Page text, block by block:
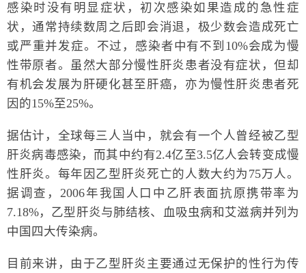
感染时没有明显症状，初次感染如果造成的急性症
状，通常持续数周之后即会消退，极少数会造成死亡
或严重并发症。不过，感染者中有不到10%会成为慢
性带原者。虽然大部分慢性肝炎患者没有症状，但却
有机会发展为肝硬化甚至肝癌，亦为慢性肝炎患者死
因的15%至25%。
据估计，全球每三人当中，就会有一个人曾经被乙型
肝炎病毒感染，而其中约有2.4亿至3.5亿人会转变成慢
性肝炎。每年因乙型肝炎死亡的人数大约为75万人。
据调查，2006年我国人口中乙肝表面抗原携带率为
7.18%，乙型肝炎与肺结核、血吸虫病和艾滋病并列为
中国四大传染病。
目前来讲，由于乙型肝炎主要通过无保护的性行为传